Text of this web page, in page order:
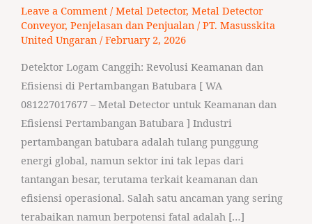
Leave a Comment / Metal Detector, Metal Detector
Conveyor, Penjelasan dan Penjualan/ PT. Masusskita
United Ungaran / February 2, 2026
Detektor Logam Canggih: Revolusi Keamanan dan
Efisiensi di Pertambangan Batubara [ WA
081227017677 – Metal Detector untuk Keamanan dan
Efisiensi Pertambangan Batubara ] Industri
pertambangan batubara adalah tulang punggung
energi global, namun sektor ini tak lepas dari
tantangan besar, terutama terkait keamanan dan
efisiensi operasional. Salah satu ancaman yang sering
terabaikan namun berpotensi fatal adalah […]